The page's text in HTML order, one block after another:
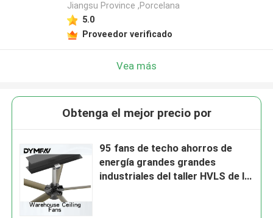
Jiangsu Province ,Porcelana
5.0
Proveedor verificado
Vea más
Obtenga el mejor precio por
95 fans de techo ahorros de
energía grandes grandes
industriales del taller HVLS de la